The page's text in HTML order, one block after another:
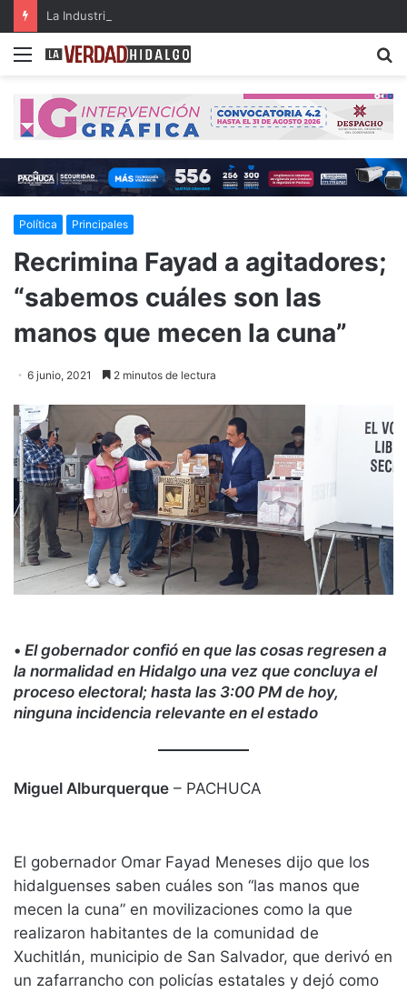
Menu
Política Principales
Recrimina Fayad a agitadores;
“sabemos cuáles son las
manos que mecen la cuna”
6 junio, 2021 2 minutos de lectura
• El gobernador confió en que las cosas regresen a
la normalidad en Hidalgo una vez que concluya el
proceso electoral; hasta las 3:00 PM de hoy,
ninguna incidencia relevante en el estado
Miguel Alburquerque – PACHUCA
El gobernador Omar Fayad Meneses dijo que los
hidalguenses saben cuáles son “las manos que
mecen la cuna” en movilizaciones como la que
realizaron habitantes de la comunidad de
Xuchitlán, municipio de San Salvador, que derivó en
un zafarrancho con policías estatales y dejó como